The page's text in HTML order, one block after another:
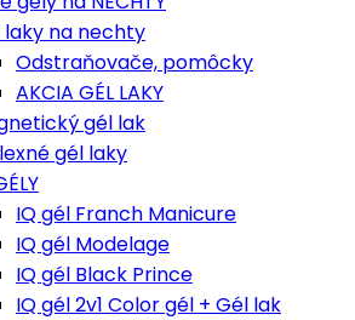
laky na nechty
Odstraňovače, pomôcky
AKCIA GÉL LAKY
gél lak
gél laky
IQ gél Franch Manicure
IQ gél Modelage
IQ gél Black Prince
IQ gél 2v1 Color gél + Gél lak